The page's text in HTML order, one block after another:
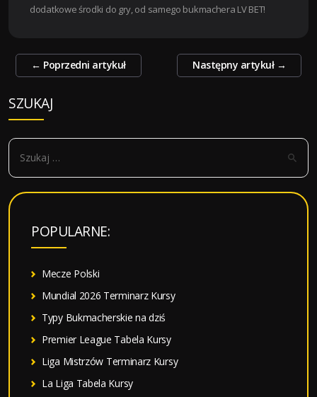
dodatkowe środki do gry, od samego bukmachera LV BET!
Zobacz
← Poprzedni artykuł Następny artykuł →
SZUKAJ
S
k
POPULARNE:
Mecze Polski
Mundial 2026 Terminarz Kursy
Typy Bukmacherskie na dziś
Premier League Tabela Kursy
Liga Mistrzów Terminarz Kursy
La Liga Tabela Kursy